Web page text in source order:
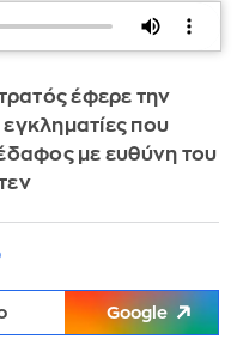
έφερε την
που
με ευθύνη του
Google